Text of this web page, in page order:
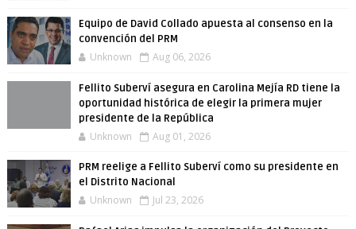
Equipo de David Collado apuesta al consenso en la
convención del PRM
Unknown Aug 06, 2026
Fellito Suberví asegura en Carolina Mejía RD tiene la
oportunidad histórica de elegir la primera mujer
presidente de la República
Unknown Aug 01, 2026
PRM reelige a Fellito Suberví como su presidente en
el Distrito Nacional
Unknown Jul 23, 2026